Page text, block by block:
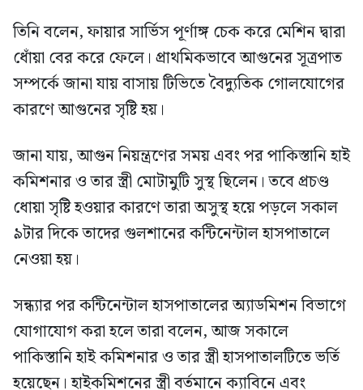
তিনি বলেন, ফায়ার সার্ভিস পূর্ণাঙ্গ চেক করে মেশিন দ্বারা
ধোঁয়া বের করে ফেলে। প্রাথমিকভাবে আগুনের সূত্রপাত
সম্পর্কে জানা যায় বাসায় টিভিতে বৈদ্যুতিক গোলযোগের
কারণে আগুনের সৃষ্টি হয়।
জানা যায়, আগুন নিয়ন্ত্রণের সময় এবং পর পাকিস্তানি হাই
কমিশনার ও তার স্ত্রী মোটামুটি সুস্থ ছিলেন। তবে প্রচণ্ড
ধোয়া সৃষ্টি হওয়ার কারণে তারা অসুস্থ হয়ে পড়লে সকাল
৯টার দিকে তাদের গুলশানের কন্টিনেন্টাল হাসপাতালে
নেওয়া হয়।
সন্ধ্যার পর কন্টিনেন্টাল হাসপাতালের অ্যাডমিশন বিভাগে
যোগাযোগ করা হলে তারা বলেন, আজ সকালে
পাকিস্তানি হাই কমিশনার ও তার স্ত্রী হাসপাতালটিতে ভর্তি
হয়েছেন। হাইকমিশনের স্ত্রী বর্তমানে ক্যাবিনে এবং